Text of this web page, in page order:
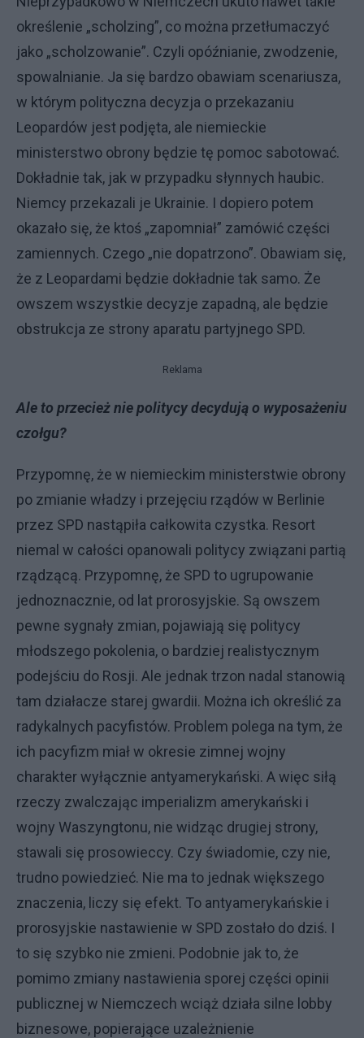
określenie „scholzing”, co można przetłumaczyć
jako „scholzowanie”. Czyli opóźnianie, zwodzenie,
spowalnianie. Ja się bardzo obawiam scenariusza,
w którym polityczna decyzja o przekazaniu
Leopardów jest podjęta, ale niemieckie
ministerstwo obrony będzie tę pomoc sabotować.
Dokładnie tak, jak w przypadku słynnych haubic.
Niemcy przekazali je Ukrainie. I dopiero potem
okazało się, że ktoś „zapomniał” zamówić części
zamiennych. Czego „nie dopatrzono”. Obawiam się,
że z Leopardami będzie dokładnie tak samo. Że
owszem wszystkie decyzje zapadną, ale będzie
obstrukcja ze strony aparatu partyjnego SPD.
Reklama
Ale to przecież nie politycy decydują o wyposażeniu
czołgu?
Przypomnę, że w niemieckim ministerstwie obrony
po zmianie władzy i przejęciu rządów w Berlinie
przez SPD nastąpiła całkowita czystka. Resort
niemal w całości opanowali politycy związani partią
rządzącą. Przypomnę, że SPD to ugrupowanie
jednoznacznie, od lat prorosyjskie. Są owszem
pewne sygnały zmian, pojawiają się politycy
młodszego pokolenia, o bardziej realistycznym
podejściu do Rosji. Ale jednak trzon nadal stanowią
tam działacze starej gwardii. Można ich określić za
radykalnych pacyfistów. Problem polega na tym, że
ich pacyfizm miał w okresie zimnej wojny
charakter wyłącznie antyamerykański. A więc siłą
rzeczy zwalczając imperializm amerykański i
wojny Waszyngtonu, nie widząc drugiej strony,
stawali się prosowieccy. Czy świadomie, czy nie,
trudno powiedzieć. Nie ma to jednak większego
znaczenia, liczy się efekt. To antyamerykańskie i
prorosyjskie nastawienie w SPD zostało do dziś. I
to się szybko nie zmieni. Podobnie jak to, że
pomimo zmiany nastawienia sporej części opinii
publicznej w Niemczech wciąż działa silne lobby
biznesowe, popierające uzależnienie